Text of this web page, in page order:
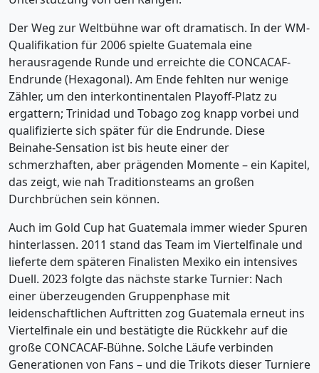
Der Weg zur Weltbühne war oft dramatisch. In der WM-
Qualifikation für 2006 spielte Guatemala eine
herausragende Runde und erreichte die CONCACAF-
Endrunde (Hexagonal). Am Ende fehlten nur wenige
Zähler, um den interkontinentalen Playoff-Platz zu
ergattern; Trinidad und Tobago zog knapp vorbei und
qualifizierte sich später für die Endrunde. Diese
Beinahe-Sensation ist bis heute einer der
schmerzhaften, aber prägenden Momente – ein Kapitel,
das zeigt, wie nah Traditionsteams an großen
Durchbrüchen sein können.
Auch im Gold Cup hat Guatemala immer wieder Spuren
hinterlassen. 2011 stand das Team im Viertelfinale und
lieferte dem späteren Finalisten Mexiko ein intensives
Duell. 2023 folgte das nächste starke Turnier: Nach
einer überzeugenden Gruppenphase mit
leidenschaftlichen Auftritten zog Guatemala erneut ins
Viertelfinale ein und bestätigte die Rückkehr auf die
große CONCACAF-Bühne. Solche Läufe verbinden
Generationen von Fans – und die Trikots dieser Turniere